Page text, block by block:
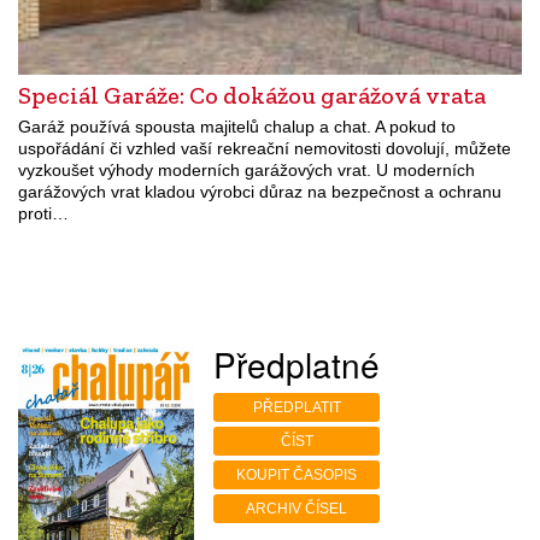
Speciál Garáže: Co dokážou garážová vrata
Garáž používá spousta majitelů chalup a chat. A pokud to
uspořádání či vzhled vaší rekreační nemovitosti dovolují, můžete
vyzkoušet výhody moderních garážových vrat. U moderních
garážových vrat kladou výrobci důraz na bezpečnost a ochranu
proti…
Předplatné
PŘEDPLATIT
ČÍST
KOUPIT ČASOPIS
ARCHIV ČÍSEL